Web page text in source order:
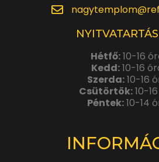
Hétfő:10-16
Kedd:10-16
Szerda:10-16
Csütörtök:10-
Péntek:10-14